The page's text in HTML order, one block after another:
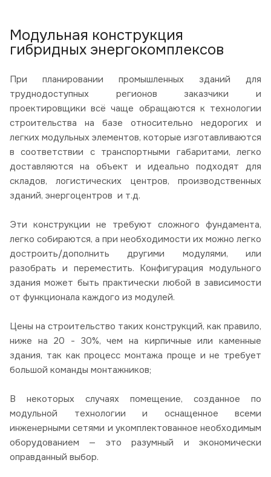
Модульная конструкция
гибридных энергокомплексов
При планировании промышленных зданий для
труднодоступных регионов заказчики и
проектировщики всё чаще обращаются к технологии
строительства на базе относительно недорогих и
легких модульных элементов, которые изготавливаются
в соответствии с транспортными габаритами, легко
доставляются на объект и идеально подходят для
складов, логистических центров, производственных
зданий, энергоцентров и т.д.
Эти конструкции не требуют сложного фундамента,
легко собираются, а при необходимости их можно легко
достроить/дополнить другими модулями, или
разобрать и переместить. Конфигурация модульного
здания может быть практически любой в зависимости
от функционала каждого из модулей.
Цены на строительство таких конструкций, как правило,
ниже на 20 - 30%, чем на кирпичные или каменные
здания, так как процесс монтажа проще и не требует
большой команды монтажников;
В некоторых случаях помещение, созданное по
модульной технологии и оснащенное всеми
инженерными сетями и укомплектованное необходимым
оборудованием — это разумный и экономически
оправданный выбор.